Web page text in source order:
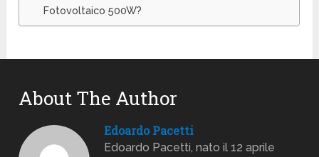
Fotovoltaico 500W?
About The Author
Edoardo Pacetti
Edoardo Pacetti, nato il 12 aprile